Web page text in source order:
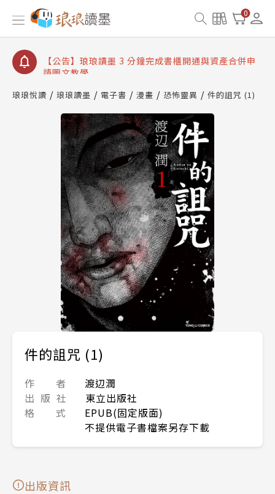
0
【公告】琅琅讀墨數位閱讀資產合併與書櫃開通申請
【公告】琅琅讀墨書櫃開通常見問題
【公告】琅琅讀墨 3 分鐘完成書櫃開通與資產合併申
請圖文教學
查詢
【公告】琅琅讀墨數位閱讀資產合併與書櫃開通申請
琅琅悅讀 琅琅讀墨 電子書 漫畫 恐怖靈異 件的詛咒 (1)
件的詛咒 (1)
作 者
渡辺潤
出 版 社
東立出版社
格 式
EPUB(固定版面)
不提供電子書檔案另存下載
出版資訊